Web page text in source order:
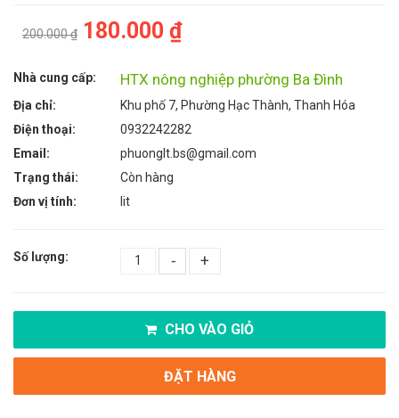
200.000 ₫ 180.000 ₫
Nhà cung cấp: HTX nông nghiệp phường Ba Đình
Địa chỉ:
Khu phố 7, Phường Hạc Thành, Thanh Hóa
Điện thoại:
0932242282
Email:
phuonglt.bs@gmail.com
Trạng thái:
Còn hàng
Đơn vị tính:
lit
Số lượng: - +
CHO VÀO GIỎ
ĐẶT HÀNG